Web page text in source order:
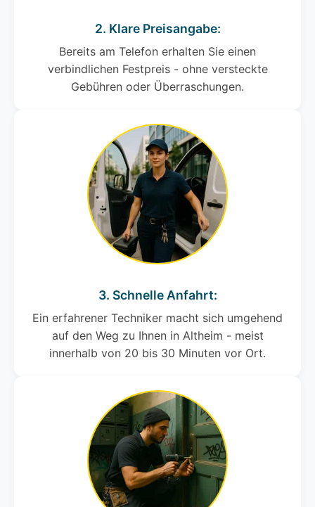
2. Klare Preisangabe:
Bereits am Telefon erhalten Sie einen
verbindlichen Festpreis - ohne versteckte
Gebühren oder Überraschungen.
3. Schnelle Anfahrt:
Ein erfahrener Techniker macht sich umgehend
auf den Weg zu Ihnen in Altheim - meist
innerhalb von 20 bis 30 Minuten vor Ort.